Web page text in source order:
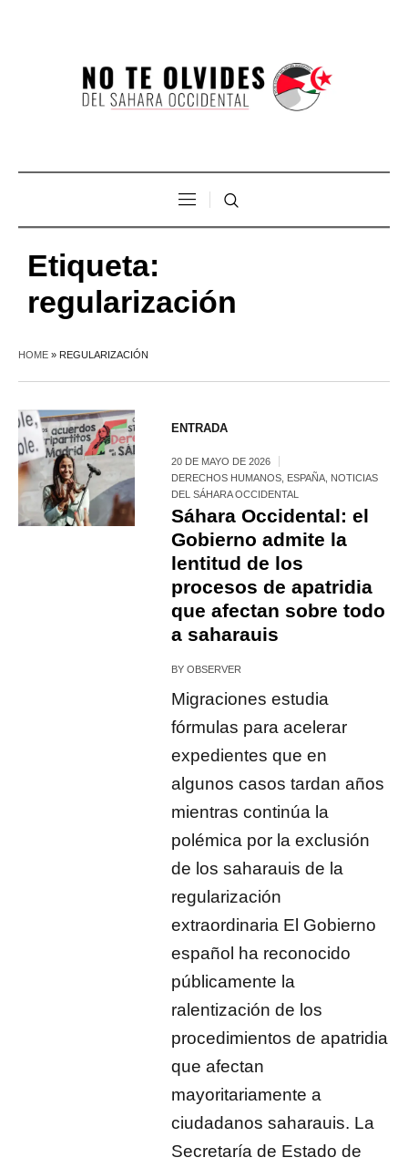
Etiqueta:
regularización
HOME » REGULARIZACIÓN
ENTRADA
20 DE MAYO DE 2026
DERECHOS HUMANOS ESPAÑA NOTICIAS
DEL SÁHARA OCCIDENTAL
Sáhara Occidental: el
Gobierno admite la
lentitud de los
procesos de apatridia
que afectan sobre todo
a saharauis
BYOBSERVER
Migraciones estudia
fórmulas para acelerar
expedientes que en
algunos casos tardan años
mientras continúa la
polémica por la exclusión
de los saharauis de la
regularización
extraordinaria El Gobierno
español ha reconocido
públicamente la
ralentización de los
procedimientos de apatridia
que afectan
mayoritariamente a
ciudadanos saharauis. La
Secretaría de Estado de